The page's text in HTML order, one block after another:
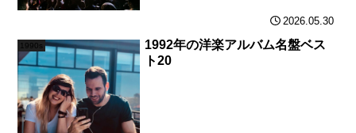
2026.05.30
1990s
1992年の洋楽アルバム名盤ベス
ト20